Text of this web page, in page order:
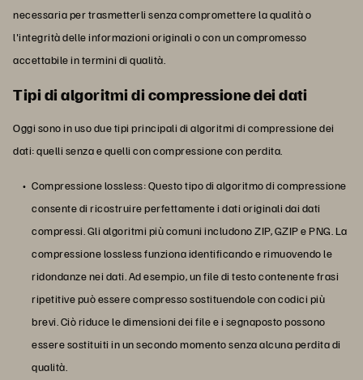
necessaria per trasmetterli senza compromettere la qualità o
l'integrità delle informazioni originali o con un compromesso
accettabile in termini di qualità.
Tipi di algoritmi di compressione dei dati
Oggi sono in uso due tipi principali di algoritmi di compressione dei
dati: quelli senza e quelli con compressione con perdita.
Compressione lossless: Questo tipo di algoritmo di compressione
consente di ricostruire perfettamente i dati originali dai dati
compressi. Gli algoritmi più comuni includono ZIP, GZIP e PNG. La
compressione lossless funziona identificando e rimuovendo le
ridondanze nei dati. Ad esempio, un file di testo contenente frasi
ripetitive può essere compresso sostituendole con codici più
brevi. Ciò riduce le dimensioni dei file e i segnaposto possono
essere sostituiti in un secondo momento senza alcuna perdita di
qualità.